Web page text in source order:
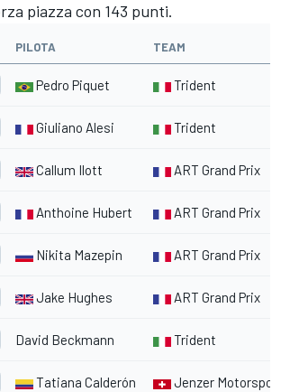
piazza con 143 punti.
PILOTA TEAM
Pedro Piquet Trident
Giuliano Alesi Trident
Callum Ilott ART Grand Prix
Anthoine Hubert ART Grand Prix
Nikita Mazepin ART Grand Prix
Jake Hughes ART Grand Prix
David Beckmann Trident
Tatiana Calderón Jenzer